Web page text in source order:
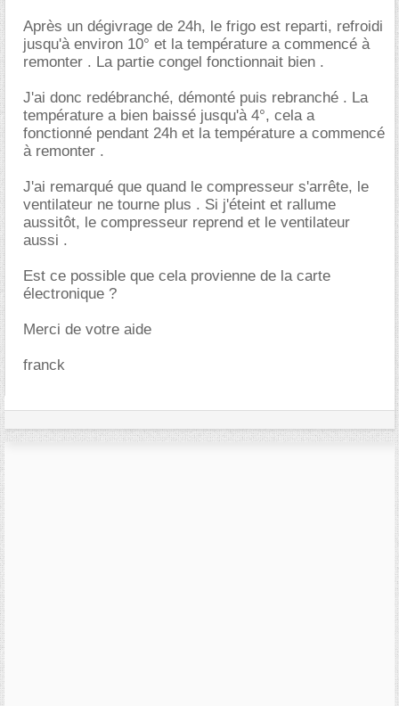
Après un dégivrage de 24h, le frigo est reparti, refroidi
jusqu'à environ 10° et la température a commencé à
remonter . La partie congel fonctionnait bien .
J'ai donc redébranché, démonté puis rebranché . La
température a bien baissé jusqu'à 4°, cela a
fonctionné pendant 24h et la température a commencé
à remonter .
J'ai remarqué que quand le compresseur s'arrête, le
ventilateur ne tourne plus . Si j'éteint et rallume
aussitôt, le compresseur reprend et le ventilateur
aussi .
Est ce possible que cela provienne de la carte
électronique ?
Merci de votre aide
franck